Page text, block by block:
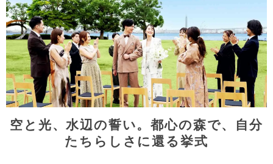
空と光、水辺の誓い。都心の森で、自分
たちらしさに還る挙式